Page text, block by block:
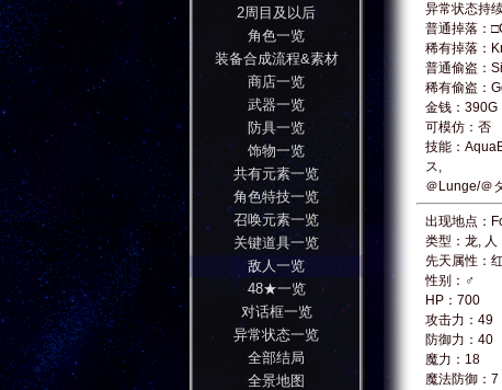
异常状态持
普通掉落：
稀有掉落：
普通偷盗：
稀有偷盗：
金钱：390G
可模仿：否
技能：
ス,
＠Lunge/＠
出现地点：
类型：龙, 人
先天属性：红
性别：♂
HP：700
攻击力：49
防御力：40
魔力：18
魔法防御：7
2周目及以后
角色一览
装备合成流程&素材
商店一览
武器一览
防具一览
饰物一览
共有元素一览
角色特技一览
召唤元素一览
关键道具一览
敌人一览
48★一览
对话框一览
异常状态一览
全部结局
全景地图